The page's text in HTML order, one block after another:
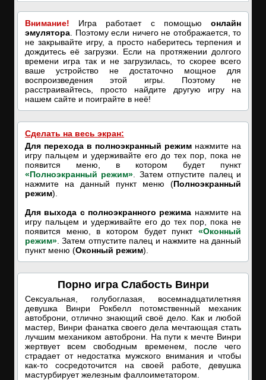
Внимание! Игра работает с помощью онлайн
эмулятора . Поэтому если ничего не отображается, то
не закрывайте игру, а просто наберитесь терпения и
дождитесь её загрузки. Если на протяжении долгого
времени игра так и не загрузилась, то скорее всего
ваше устройство не достаточно мощное для
воспроизведения этой игры. Поэтому не
расстраивайтесь, просто найдите другую игру на
нашем сайте и поиграйте в неё!
Сделать на весь экран:
Для перехода в полноэкранный режим нажмите на
игру пальцем и удерживайте его до тех пор, пока не
появится меню, в котором будет пункт
«Полноэкранный режим» . Затем отпустите палец и
нажмите на данный пункт меню (Полноэкранный
режим).
Для выхода с полноэкранного режима нажмите на
игру пальцем и удерживайте его до тех пор, пока не
появится меню, в котором будет пункт «Оконный
режим» . Затем отпустите палец и нажмите на данный
пункт меню (Оконный режим).
Порно игра Слабость Винри
Сексуальная, голубоглазая, восемнадцатилетняя
девушка Винри Рокбелл потомственный механик
автоброни, отлично знающий своё дело. Как и любой
мастер, Винри фанатка своего дела мечтающая стать
лучшим механиком автоброни. На пути к мечте Винри
жертвует всем свободным временем, после чего
страдает от недостатка мужского внимания и чтобы
как-то сосредоточится на своей работе, девушка
мастурбирует железным фаллоиметатором.